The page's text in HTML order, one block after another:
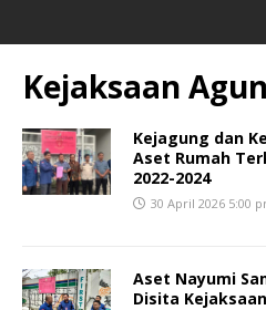
Kejaksaan
Kejagung dan
Aset Rumah
2022-2024
30 April 2026 5:00
Aset Nayumi
Disita